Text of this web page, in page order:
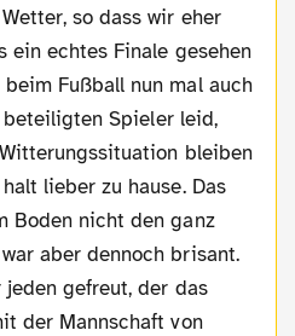
so dass wir eher
ein echtes Finale gesehen
Fußball nun mal auch
Spieler leid,
bleiben
lieber zu hause. Das
Boden nicht den ganz
aber dennoch brisant.
gefreut, der das
der Mannschaft von